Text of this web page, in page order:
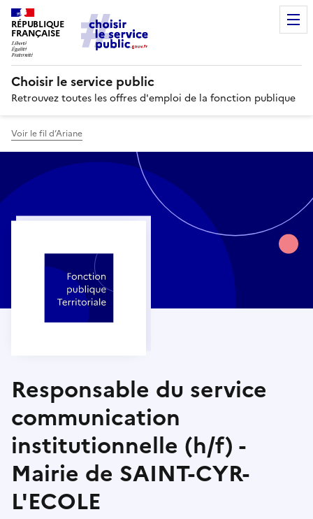
RÉPUBLIQUE
FRANÇAISE
Choisir le service public
Retrouvez toutes les offres d'emploi de la fonction publique
Voir le fil d’Ariane
Responsable du service
communication
institutionnelle (h/f) -
Mairie de SAINT-CYR-
L'ECOLE